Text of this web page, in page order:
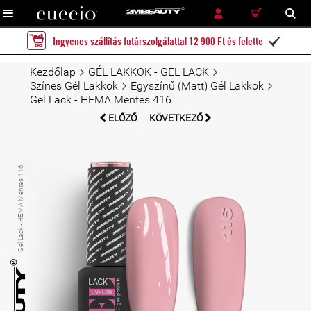
RÉSZLETES KERESÉS KERESÉS
Ingyenes szállítás futárszolgálattal 12 900 Ft és felette 
Kezdőlap
GÉL LAKKOK - GEL LACK
Színes Gél Lakkok
Egyszínű (Matt) Gél Lakkok
Gel Lack - HEMA Mentes 416
ELŐZŐ KÖVETKEZŐ
Gel Lack - HEMA Mentes 416